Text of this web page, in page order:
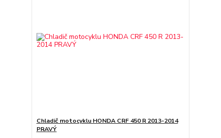
Chladič motocyklu HONDA CRF 450 R 2013-2014
PRAVÝ